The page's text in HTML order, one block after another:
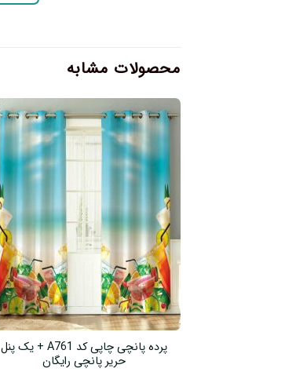
محصولات مشابه
پرده پانچی چاپی کد A761 + یک پنل
حریر پانچی رایگان